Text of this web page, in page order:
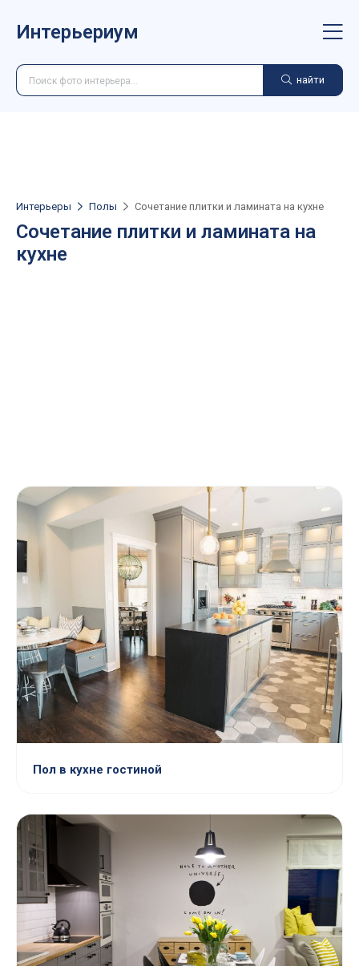
Интерьериум
найти
Интерьеры Полы Сочетание плитки и ламината на кухне
Сочетание плитки и ламината на
кухне
Пол в кухне гостиной